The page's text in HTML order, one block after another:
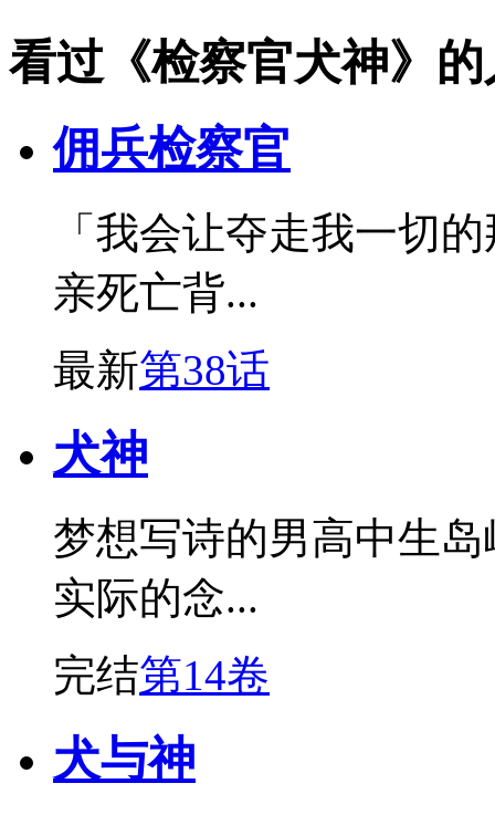
看过《检察官犬神》
佣兵检察官
「我会让夺走我一切
亲死亡背...
最新第38话
犬神
梦想写诗的男高中生
实际的念...
完结第14卷
犬与神